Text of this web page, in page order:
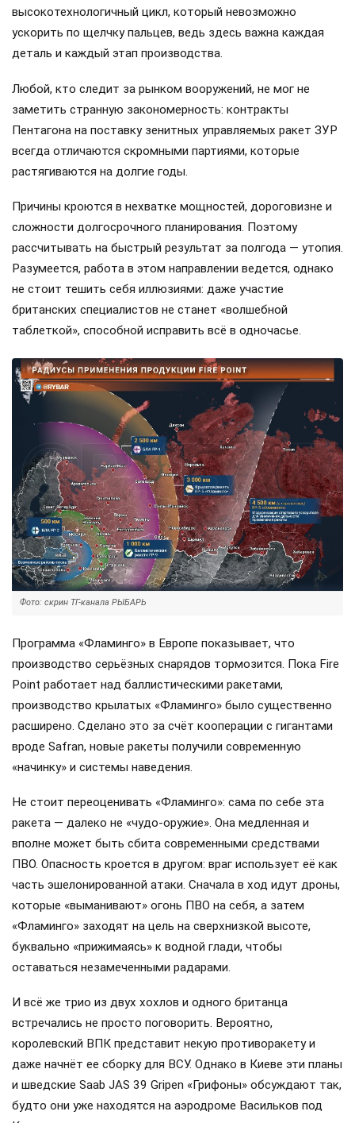
высокотехнологичный цикл, который невозможно
ускорить по щелчку пальцев, ведь здесь важна каждая
деталь и каждый этап производства.
Любой, кто следит за рынком вооружений, не мог не
заметить странную закономерность: контракты
Пентагона на поставку зенитных управляемых ракет ЗУР
всегда отличаются скромными партиями, которые
растягиваются на долгие годы.
Причины кроются в нехватке мощностей, дороговизне и
сложности долгосрочного планирования. Поэтому
рассчитывать на быстрый результат за полгода — утопия.
Разумеется, работа в этом направлении ведется, однако
не стоит тешить себя иллюзиями: даже участие
британских специалистов не станет «волшебной
таблеткой», способной исправить всё в одночасье.
Фото: скрин ТГ-канала РЫБАРЬ
Программа «Фламинго» в Европе показывает, что
производство серьёзных снарядов тормозится. Пока Fire
Point работает над баллистическими ракетами,
производство крылатых «Фламинго» было существенно
расширено. Сделано это за счёт кооперации с гигантами
вроде Safran, новые ракеты получили современную
«начинку» и системы наведения.
Не стоит переоценивать «Фламинго»: сама по себе эта
ракета — далеко не «чудо-оружие». Она медленная и
вполне может быть сбита современными средствами
ПВО. Опасность кроется в другом: враг использует её как
часть эшелонированной атаки. Сначала в ход идут дроны,
которые «выманивают» огонь ПВО на себя, а затем
«Фламинго» заходят на цель на сверхнизкой высоте,
буквально «прижимаясь» к водной глади, чтобы
оставаться незамеченными радарами.
И всё же трио из двух хохлов и одного британца
встречались не просто поговорить. Вероятно,
королевский ВПК представит некую противоракету и
даже начнёт ее сборку для ВСУ. Однако в Киеве эти планы
и шведские Saab JAS 39 Gripen «Грифоны» обсуждают так,
будто они уже находятся на аэродроме Васильков под